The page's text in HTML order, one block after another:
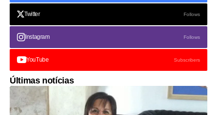
Twitter Follows
Instagram Follows
YouTube Subscribers
Últimas notícias